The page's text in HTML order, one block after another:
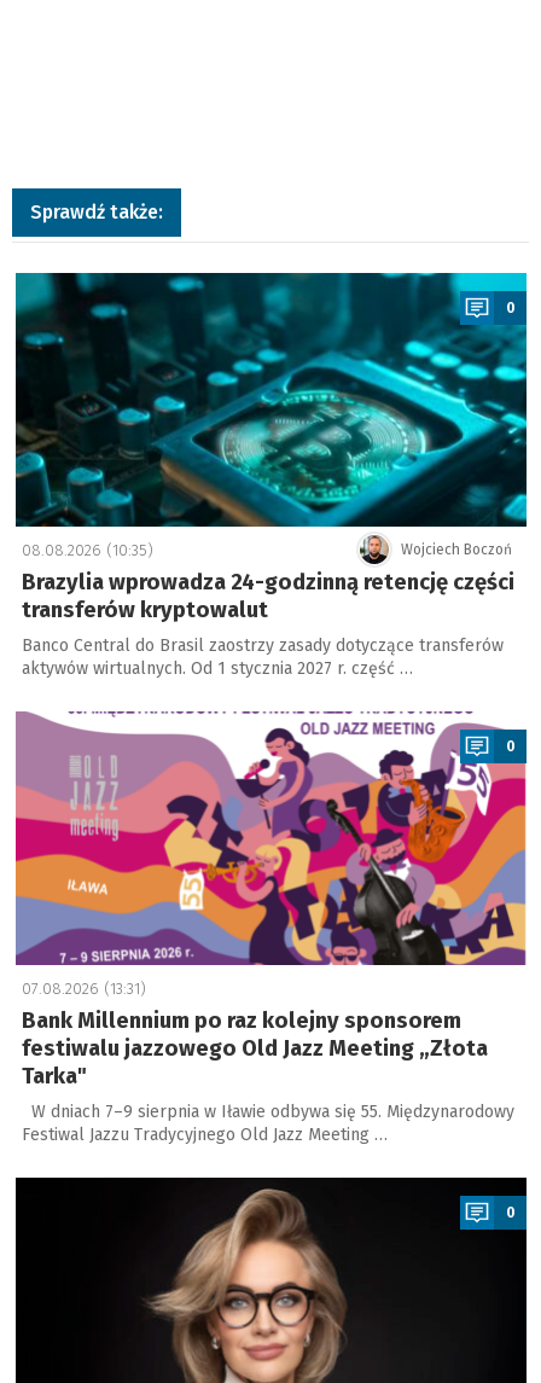
Sprawdź także:
a
0
Wojciech Boczoń
08.08.2026 (10:35)
Brazylia wprowadza 24-godzinną retencję części
transferów kryptowalut
Banco Central do Brasil zaostrzy zasady dotyczące transferów
aktywów wirtualnych. Od 1 stycznia 2027 r. część …
a
0
07.08.2026 (13:31)
Bank Millennium po raz kolejny sponsorem
festiwalu jazzowego Old Jazz Meeting „Złota
Tarka"
W dniach 7–9 sierpnia w Iławie odbywa się 55. Międzynarodowy
Festiwal Jazzu Tradycyjnego Old Jazz Meeting …
a
0